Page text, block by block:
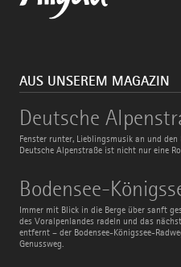
AUS UNSEREM MAGAZIN
Deutsche
Fenster runter, Lieblingsmusik an und
Deutsche Alpenstraße ist nicht nur eine
Deutsche
Alpenstraße
Bodensee-
Immer mit Blick in die Berge über sanft
des Voralpenlandes radeln und das
entfernt – der Bodensee-Königssee-
Genussweg.
Bodensee-
Königssee-
Radweg